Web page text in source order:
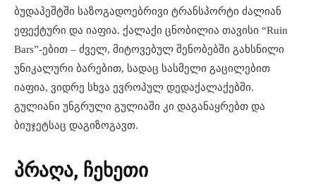
ბუდაპეშტში საზოგადოებრივი ტრანსპორტი ძალიან
ეფექტური და იაფია. ქალაქი ცნობილია თავისი “Ruin
Bars”-ებით – ძველ, მიტოვებულ შენობებში გახსნილი
უნიკალური ბარებით, სადაც სასმელი გაცილებით
იაფია, ვიდრე სხვა ევროპულ დედაქალაქებში.
გულიანი უნგრული გულიაში კი დაგანაყრებთ და
ბიუჯეტსაც დაგიზოგავთ.
პრაღა, ჩეხეთი